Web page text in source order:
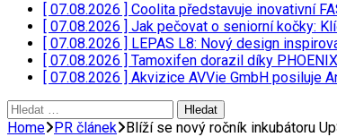
[ 07.08.2026 ] Coolita představuje inovativní
[ 07.08.2026 ] Jak pečovat o seniorní kočky:
[ 07.08.2026 ] LEPAS L8: Nový design
[ 07.08.2026 ] Tamoxifen dorazil díky
[ 07.08.2026 ] Akvizice AVVie GmbH posiluje
Vyhledávání
Home PR článek Blíží se nový ročník inkubátoru